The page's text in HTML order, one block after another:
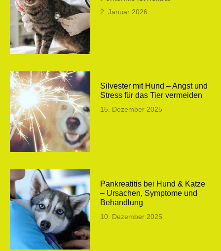
2. Januar 2026
Silvester mit Hund – Angst und
Stress für das Tier vermeiden
15. Dezember 2025
Pankreatitis bei Hund & Katze
– Ursachen, Symptome und
Behandlung
10. Dezember 2025